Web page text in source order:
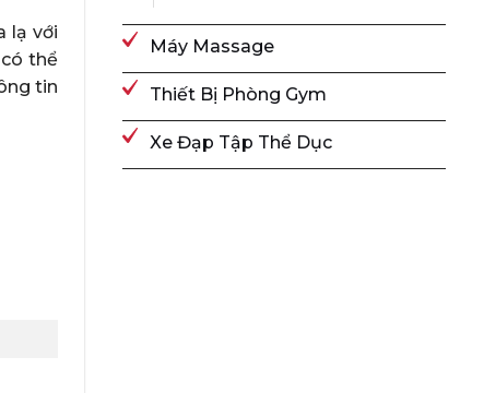
lạ với
thể
tin
Máy Massage
Thiết Bị Phòng Gym
Xe Đạp Tập Thể Dục